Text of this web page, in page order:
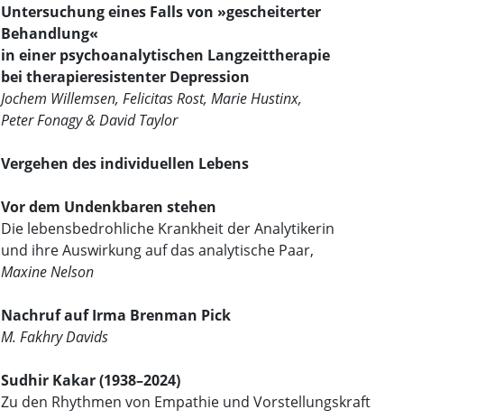
Untersuchung eines Falls von »gescheiterter
Behandlung«
in einer psychoanalytischen Langzeittherapie
bei therapieresistenter Depression
Jochem Willemsen, Felicitas Rost, Marie Hustinx,
Peter Fonagy & David Taylor
Vergehen des individuellen Lebens
Vor dem Undenkbaren stehen
Die lebensbedrohliche Krankheit der Analytikerin
und ihre Auswirkung auf das analytische Paar,
Maxine Nelson
Nachruf auf Irma Brenman Pick
M. Fakhry Davids
Sudhir Kakar (1938–2024)
Zu den Rhythmen von Empathie und Vorstellungskraft